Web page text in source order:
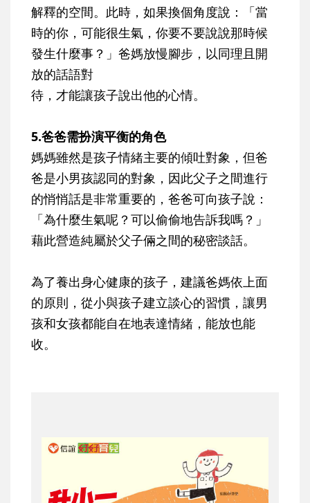
解釋的空間。此時，如果換個角度說：「當
時的你，可能很生氣，你要不要說說那時候
發生什麼事？」爸媽放慢腳步，以同理且開
放的話語對
待，才能讓孩子說出他的心情。
5.爸爸需扮演平衡的角色
媽媽雖然是孩子情緒主要的傾吐對象，但爸
爸是小男孩認同的對象，因此父子之間進行
的悄悄話是非常重要的，爸爸可向孩子說：
「為什麼生氣呢？可以偷偷地告訴我嗎？」
藉此營造純屬於父子倆之間的秘密談話。
為了養出身心健康的孩子，建議爸媽依上面
的原則，從小與孩子建立談心的習慣，讓男
孩和女孩都能自在地表達情緒，能放也能
收。